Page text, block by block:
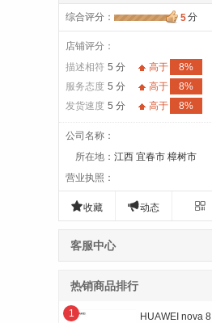
综合评分 ： 5分
店铺评分：
描述相符 5 分 高于
8%
服务态度 5 分 高于
8%
发货速度 5 分 高于 8%
公司名称 ：
所在地 ： 江西 宜春市 樟树市
营业执照 ：
收藏 动态 
客服中心
热销商品排行
1
HUAWEI nova 8